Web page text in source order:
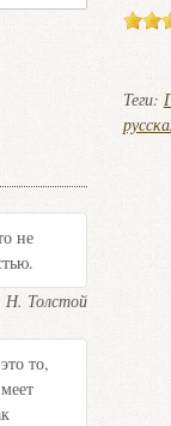
Теги:
не
Н. Толстой
то,